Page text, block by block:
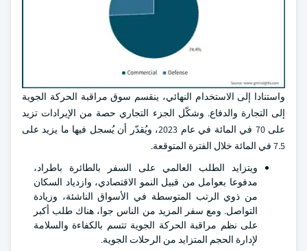
واستنادا إلى الاستخدام النهائي، ينقسم سوق مراقبة الحركة الجوية
إلى التجارة والدفاع. وشكّل الجزء التجاري حصة من الإيرادات تزيد
على 70 في المائة في عام 2023، ويُقدّر أن يُسجل فيها ما يزيد على
7.5 في المائة خلال الفترة المتوقعة.
ويتزايد الطلب العالمي على السفر بالطائرة باطراد،
مدفوعا بعوامل من قبيل النمو الاقتصادي، وازدياد السكان
من ذوي الرتب المتوسطة في الأسواق الناشئة، وزيادة
التواصل. ومع سفر المزيد من الناس جوا، هناك طلب أكبر
على نظم مراقبة الحركة الجوية تتسم بالكفاءة والسلامة
لإدارة الحجم المتزايد من الرحلات الجوية.